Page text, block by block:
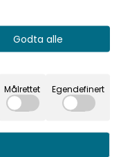
Godta alle
Målrettet Egendefinert